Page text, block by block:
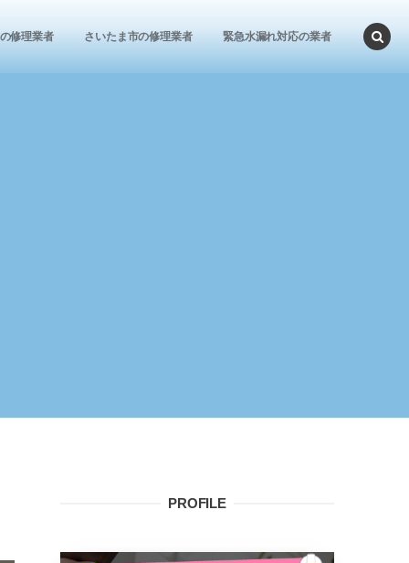
修理業者 さいたま市の修理業者 緊急水漏れ対応の業者
PROFILE